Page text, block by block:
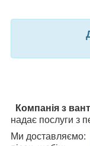
Компанія з
надає послуги з
Ми доставляємо: